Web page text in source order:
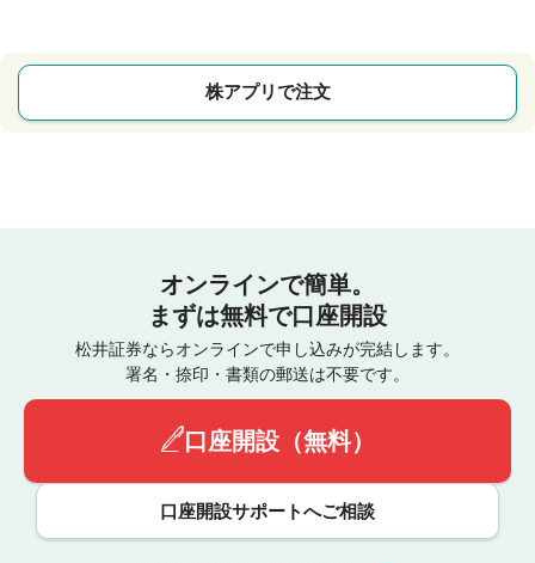
株アプリで注文
オンラインで簡単。
まずは無料で口座開設
松井証券ならオンラインで申し込みが完結します。
署名・捺印・書類の郵送は不要です。
口座開設（無料）
口座開設サポートへご相談